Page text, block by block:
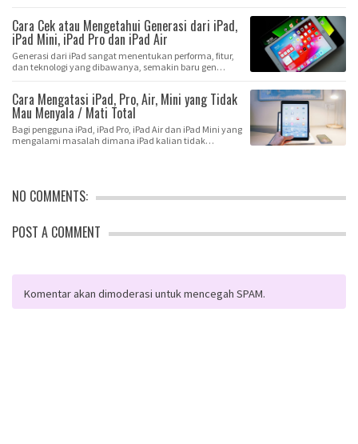
Cara Cek atau Mengetahui Generasi dari iPad,
iPad Mini, iPad Pro dan iPad Air
Generasi dari iPad sangat menentukan performa, fitur,
dan teknologi yang dibawanya, semakin baru gen…
Cara Mengatasi iPad, Pro, Air, Mini yang Tidak
Mau Menyala / Mati Total
Bagi pengguna iPad, iPad Pro, iPad Air dan iPad Mini yang
mengalami masalah dimana iPad kalian tidak…
NO COMMENTS:
POST A COMMENT
Komentar akan dimoderasi untuk mencegah SPAM.